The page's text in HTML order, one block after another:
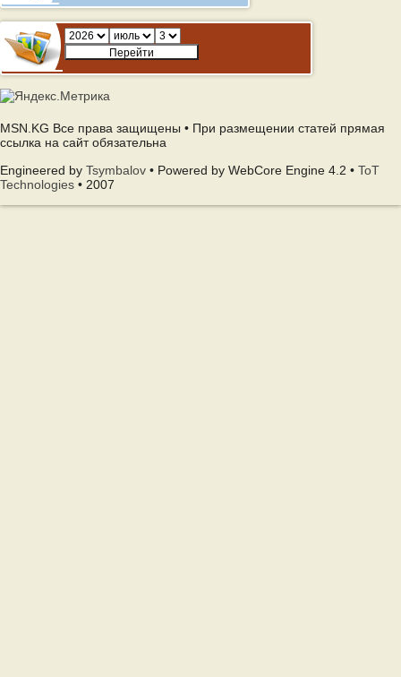
MSN.KG Все права защищены • При размещении статей прямая
ссылка на сайт обязательна
Engineered by Tsymbalov • Powered by WebCore Engine 4.2 • ToT
Technologies • 2007